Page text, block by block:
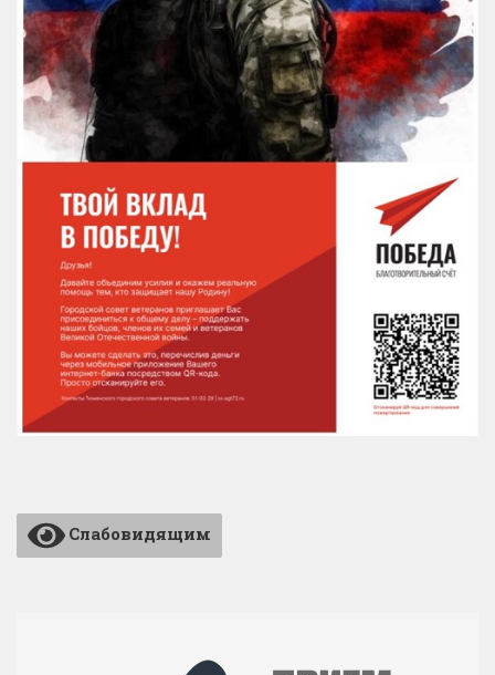
Слабовидящим